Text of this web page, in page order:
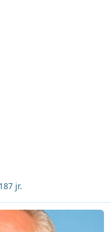
en meer ook het
7 jr.
de microfoon voor De